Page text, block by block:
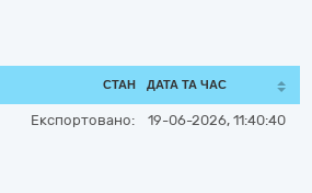
СТАН ДАТА ТА ЧАС
Експортовано: 19-06-2026, 11:40:40